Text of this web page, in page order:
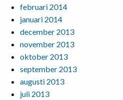
februari 2014
januari 2014
december 2013
november 2013
oktober 2013
september 2013
augusti 2013
juli 2013